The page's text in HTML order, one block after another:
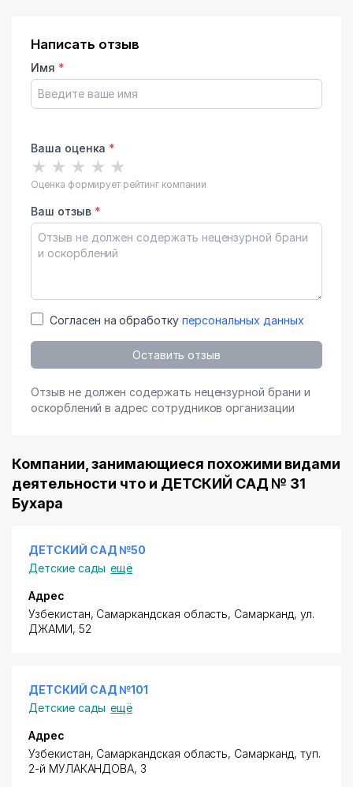
Написать отзыв
Имя *
Ваша оценка *
★ ★ ★ ★ ★
Оценка формирует рейтинг компании
Ваш отзыв *
Согласен на обработку персональных данных
Оставить отзыв
Отзыв не должен содержать нецензурной брани и
оскорблений в адрес сотрудников организации
Компании, занимающиеся похожими видами
деятельности что и ДЕТСКИЙ САД № 31
Бухара
ДЕТСКИЙ САД №50
Детские сады ещё
Адрес
Узбекистан, Самаркандская область, Самарканд, ул.
ДЖАМИ, 52
ДЕТСКИЙ САД №101
Детские сады ещё
Адрес
Узбекистан, Самаркандская область, Самарканд, туп.
2-й МУЛАКАНДОВА, 3